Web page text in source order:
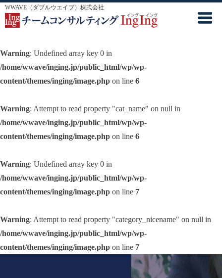
WWAVE（ダブルウエイブ）株式会社
Warning: Undefined array key 0 in
/home/wwave/inging.jp/public_html/wp/wp-
content/themes/inging/image.php on line 6
Warning: Attempt to read property "cat_name" on null in
/home/wwave/inging.jp/public_html/wp/wp-
content/themes/inging/image.php on line 6
Warning: Undefined array key 0 in
/home/wwave/inging.jp/public_html/wp/wp-
content/themes/inging/image.php on line 7
Warning: Attempt to read property "category_nicename" on null in
/home/wwave/inging.jp/public_html/wp/wp-
content/themes/inging/image.php on line 7